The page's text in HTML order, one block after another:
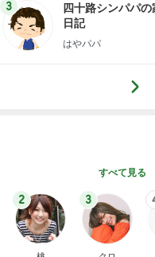
3
四十路シンパパの
日記
はやパパ
すべて見る
2 3